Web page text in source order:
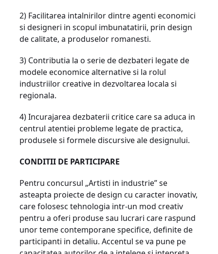
2) Facilitarea intalnirilor dintre agenti economici
si designeri in scopul imbunatatirii, prin design
de calitate, a produselor romanesti.
3) Contributia la o serie de dezbateri legate de
modele economice alternative si la rolul
industriilor creative in dezvoltarea locala si
regionala.
4) Incurajarea dezbaterii critice care sa aduca in
centrul atentiei probleme legate de practica,
produsele si formele discursive ale designului.
CONDITII DE PARTICIPARE
Pentru concursul „Artisti in industrie” se
asteapta proiecte de design cu caracter inovativ,
care folosesc tehnologia intr-un mod creativ
pentru a oferi produse sau lucrari care raspund
unor teme contemporane specifice, definite de
participanti in detaliu. Accentul se va pune pe